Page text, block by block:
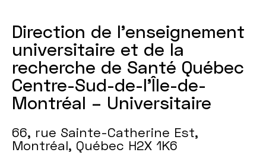
Direction de l'enseignement
universitaire et de la
recherche de Santé Québec
Centre-Sud-de-l’Île-de-
Montréal – Universitaire
66, rue Sainte-Catherine Est,
Montréal, Québec H2X 1K6